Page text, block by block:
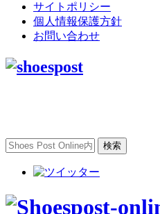
サイトポリシー
個人情報保護方針
お問い合わせ